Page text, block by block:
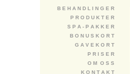
B E H A N D L I N G E R
P R O D U K T E R
S P A - P A K K E R
B O N U S K O R T
G A V E K O R T
P R I S E R
O M O S S
K O N T A K T